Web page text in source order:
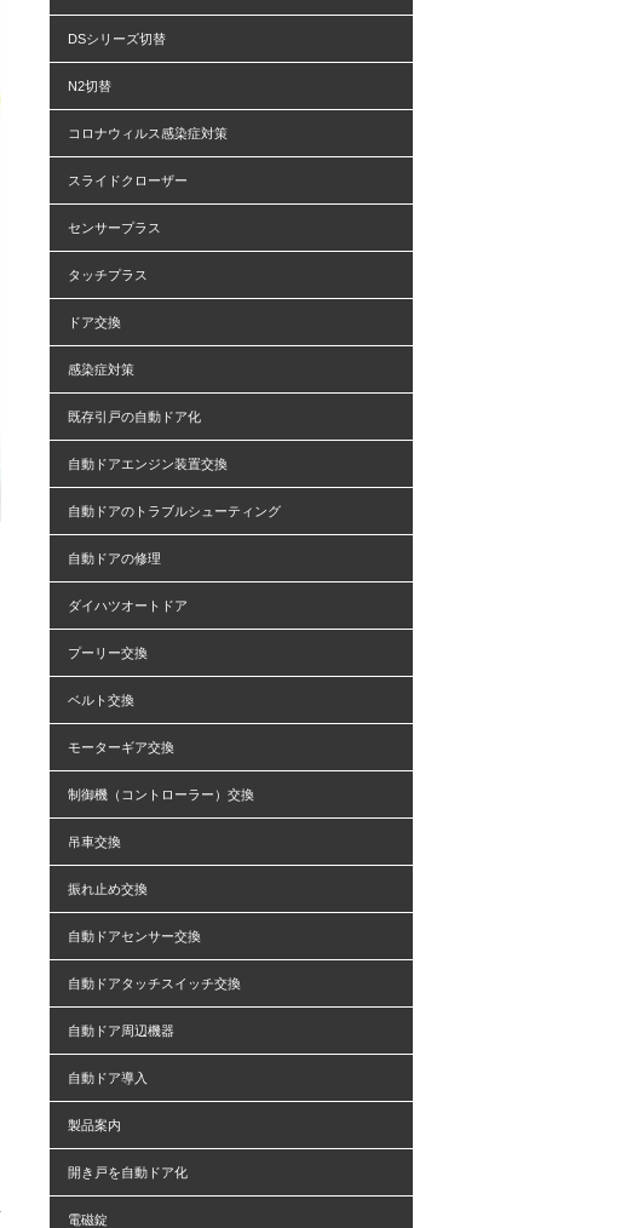
DSシリーズ切替
N2切替
コロナウィルス感染症対策
スライドクローザー
センサープラス
タッチプラス
ドア交換
感染症対策
既存引戸の自動ドア化
自動ドアエンジン装置交換
自動ドアのトラブルシューティング
自動ドアの修理
ダイハツオートドア
プーリー交換
ベルト交換
モーターギア交換
制御機（コントローラー）交換
吊車交換
振れ止め交換
自動ドアセンサー交換
自動ドアタッチスイッチ交換
自動ドア周辺機器
自動ドア導入
製品案内
開き戸を自動ドア化
電磁錠